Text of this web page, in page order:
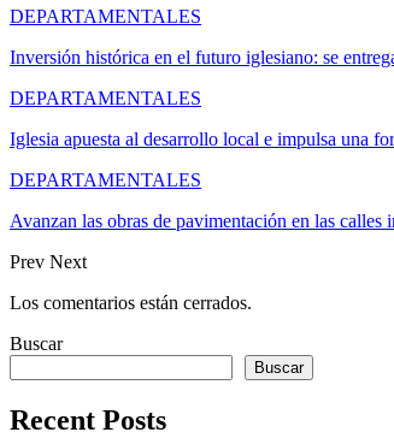
DEPARTAMENTALES
Inversión histórica en el futuro iglesiano: se
DEPARTAMENTALES
Iglesia apuesta al desarrollo local e impulsa una
DEPARTAMENTALES
Avanzan las obras de pavimentación en las
Prev Next
Los comentarios están cerrados.
Buscar
Buscar
Recent Posts